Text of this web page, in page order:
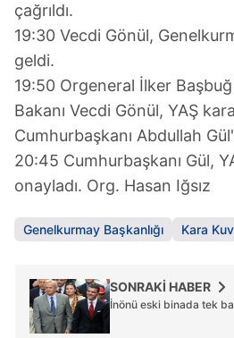
çağrıldı.
19:30 Vecdi Gönül,
geldi.
19:50 Orgeneral İlker
Bakanı Vecdi Gönül, YAŞ
Cumhurbaşkanı Abdullah
20:45 Cumhurbaşkanı Gül,
onayladı. Org. Hasan Iğsız
Genelkurmay Başkanlığı Kara
SONRAKİ HABER
İnönü eski binada tek